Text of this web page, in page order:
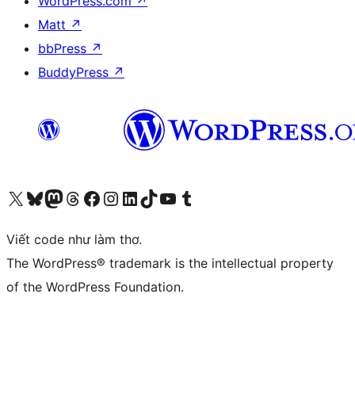
Matt ↗
bbPress ↗
BuddyPress ↗
Truy cập tài khoản X (trước đây là Twitter) của chúng tôiVisit our Bluesky account
Visit our Mastodon account
Visit our Threads account
Xem trang Facebook của chúng tôiTruy cập tài khoản Instagram của chúng tôiTruy cập tài khoản LinkedIn của chúng tôiVisit our TikTok account
Truy cập kênh YouTube của chúng tôi Visit our Tumblr account
Viết code như làm thơ.
The WordPress® trademark is the intellectual property
of the WordPress Foundation.